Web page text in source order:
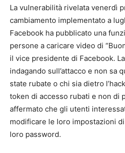
La vulnerabilità rivelata venerdì
cambiamento implementato a
Facebook ha pubblicato una
persone a caricare video di
il vice presidente di Facebook.
indagando sull’attacco e non sa
state rubate o chi sia dietro
token di accesso rubati e non di
affermato che gli utenti
modificare le loro impostazioni
loro password.